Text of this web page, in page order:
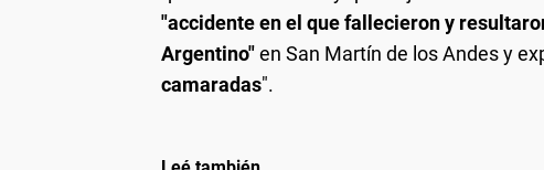
"accidente en el que fallecieron y
Argentino"en San Martín de los Andes y
camaradas".